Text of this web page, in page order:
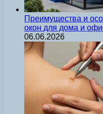
Преимущества и
окон для дома и
06.06.2026